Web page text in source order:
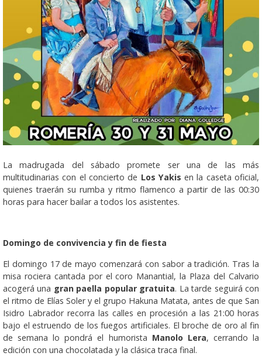
La madrugada del sábado promete ser una de las más
multitudinarias con el concierto de Los Yakis en la caseta oficial,
quienes traerán su rumba y ritmo flamenco a partir de las 00:30
horas para hacer bailar a todos los asistentes.
Domingo de convivencia y fin de fiesta
El domingo 17 de mayo comenzará con sabor a tradición. Tras la
misa rociera cantada por el coro Manantial, la Plaza del Calvario
acogerá una gran paella popular gratuita. La tarde seguirá con
el ritmo de Elías Soler y el grupo Hakuna Matata, antes de que San
Isidro Labrador recorra las calles en procesión a las 21:00 horas
bajo el estruendo de los fuegos artificiales. El broche de oro al fin
de semana lo pondrá el humorista Manolo Lera, cerrando la
edición con una chocolatada y la clásica traca final.